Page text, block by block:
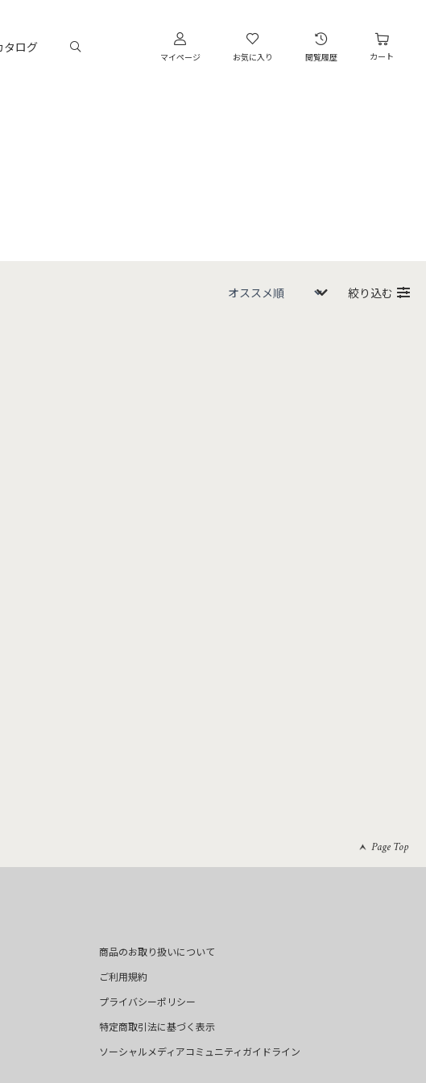
タログ
マイページ お気に入り 閲覧履歴 カート
絞り込む
Page Top
商品のお取り扱いについて
ご利用規約
プライバシーポリシー
特定商取引法に基づく表示
ソーシャルメディアコミュニティガイドライン